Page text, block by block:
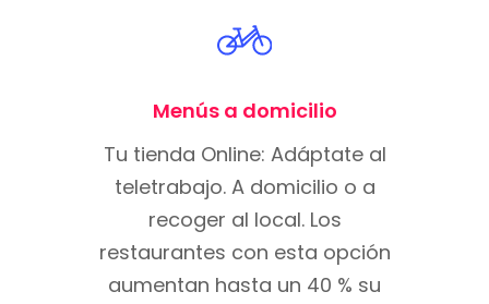
Menús a domicilio
Tu tienda Online: Adáptate al
teletrabajo. A domicilio o a
recoger al local. Los
restaurantes con esta opción
aumentan hasta un 40 % su